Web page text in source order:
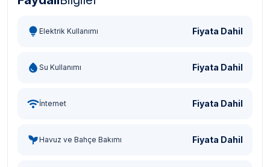
Türk Lirası - TL
Elektrik Kullanımı Fiyata Dahil
Su Kullanımı Fiyata Dahil
İnternet Fiyata Dahil
Havuz ve Bahçe Bakımı Fiyata Dahil